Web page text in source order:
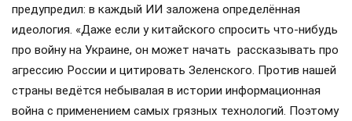
предупредил: в каждый ИИ заложена определённая
идеология. «Даже если у китайского спросить что-нибудь
про войну на Украине, он может начать рассказывать про
агрессию России и цитировать Зеленского. Против нашей
страны ведётся небывалая в истории информационная
война с применением самых грязных технологий. Поэтому